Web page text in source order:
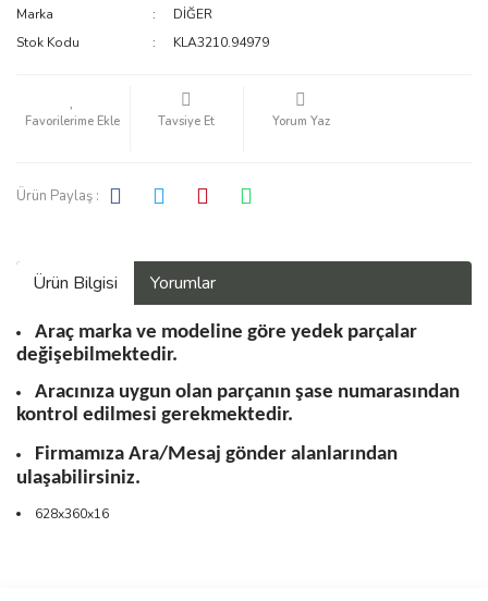
Marka
DİĞER
Stok Kodu
KLA3210.94979
Tavsiye Et Yorum Yaz
Ürün Paylaş :
Ürün Bilgisi Yorumlar
Araç marka ve modeline göre yedek parçalar
değişebilmektedir.
Aracınıza uygun olan parçanın şase numarasından
kontrol edilmesi gerekmektedir.
Firmamıza Ara/Mesaj gönder alanlarından
ulaşabilirsiniz.
628x360x16